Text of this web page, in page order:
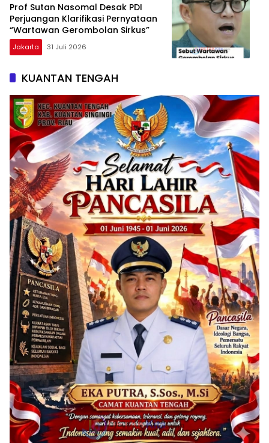
Prof Sutan Nasomal Desak PDI
Perjuangan Klarifikasi Pernyataan
“Wartawan Gerombolan Sirkus”
Jakarta 31 Juli 2026
KUANTAN TENGAH